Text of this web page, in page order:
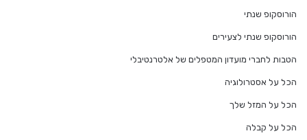
הורוסקופ שנתי
הורוסקופ שנתי לצעירים
הטבות לחברי מועדון המטפלים של אלטרנטיבלי
הכל על אסטרולוגיה
הכל על המזל שלך
הכל על קבלה